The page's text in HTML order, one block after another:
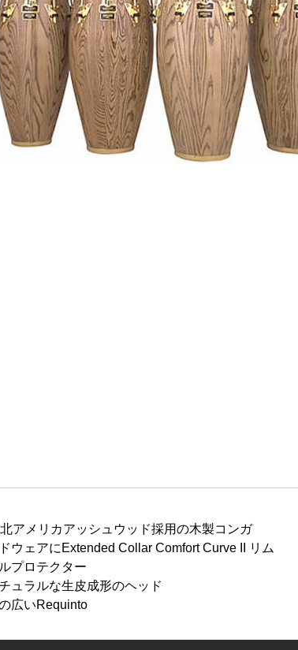
アメリカアッシュウッド採用の木製コンガ
ウェアにExtended Collar Comfort Curve II リム
プロテクター
ュラルな生皮成形のヘッド
広いRequinto